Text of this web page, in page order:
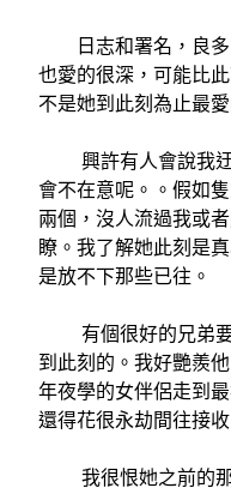
日志和署名，良多
也愛的很深，可能比
不是她到此刻為止最愛
興許有人會說我迂
會不在意呢。。假如
兩個，沒人流過我或
瞭。我了解她此刻是
是放不下那些已往。
有個很好的兄弟要
到此刻的。我好艷羨
年夜學的女伴侶走到
還得花很永劫間往接收
我很恨她之前的那